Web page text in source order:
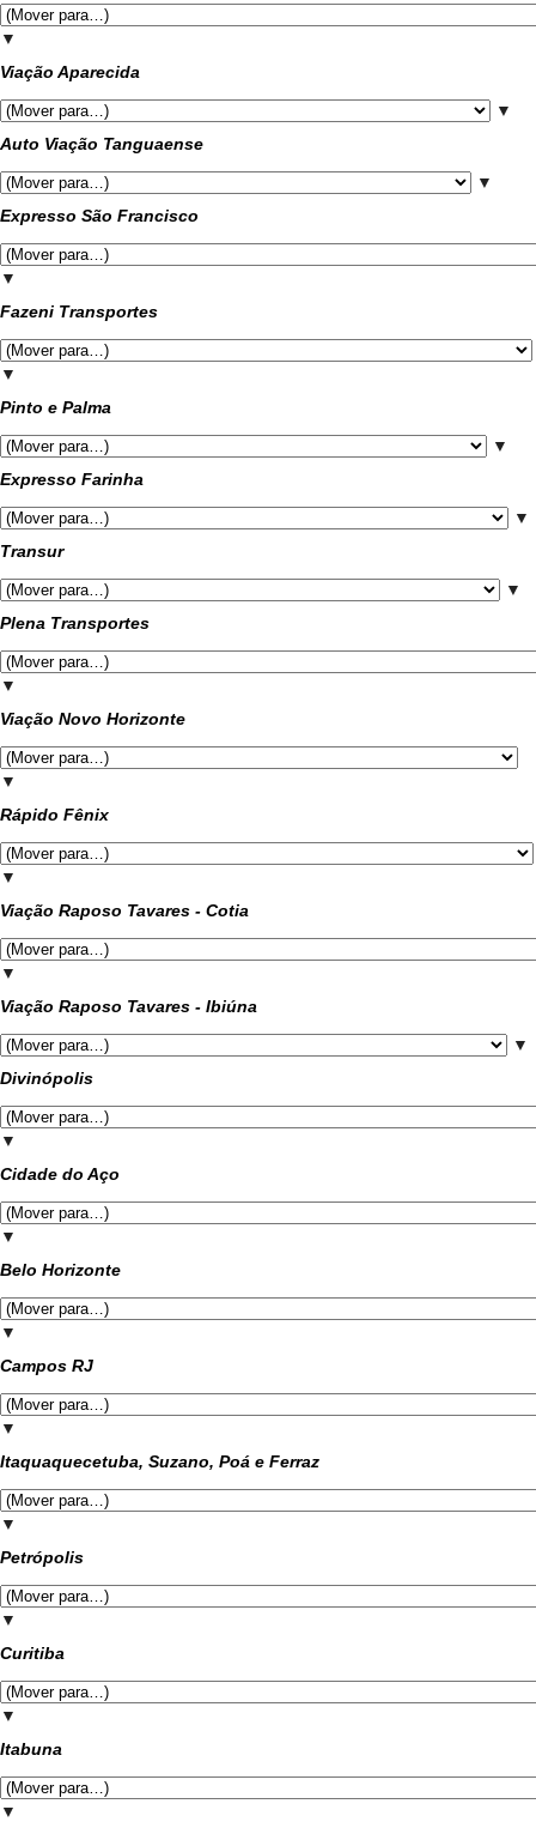
▼
Viação Aparecida
▼
Auto Viação Tanguaense
▼
Expresso São Francisco
▼
Fazeni Transportes
▼
Pinto e Palma
▼
Expresso Farinha
▼
Transur
▼
Plena Transportes
▼
Viação Novo Horizonte
▼
Rápido Fênix
▼
Viação Raposo Tavares - Cotia
▼
Viação Raposo Tavares - Ibiúna
▼
Divinópolis
▼
Cidade do Aço
▼
Belo Horizonte
▼
Campos RJ
▼
Itaquaquecetuba, Suzano, Poá e Ferraz
▼
Petrópolis
▼
Curitiba
▼
Itabuna
▼